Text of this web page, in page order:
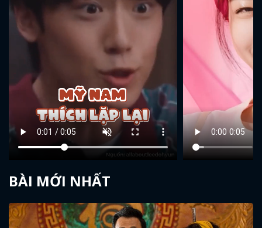
BÀI MỚI NHẤT